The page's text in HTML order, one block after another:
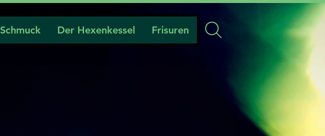
Schmuck Der Hexenkessel Frisuren